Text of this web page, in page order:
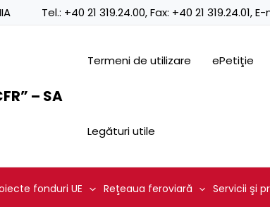
Tel.: +40 21 319.24.00, Fax: +40 21 319.24.01, E-
– SA
Termeni de utilizare ePetiţie
Legături utile
fonduri UE Reţeaua feroviară Servicii şi